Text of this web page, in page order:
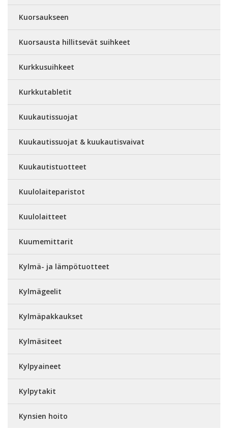
Kuorsaukseen
Kuorsausta hillitsevät suihkeet
Kurkkusuihkeet
Kurkkutabletit
Kuukautissuojat
Kuukautissuojat & kuukautisvaivat
Kuukautistuotteet
Kuulolaiteparistot
Kuulolaitteet
Kuumemittarit
Kylmä- ja lämpötuotteet
Kylmägeelit
Kylmäpakkaukset
Kylmäsiteet
Kylpyaineet
Kylpytakit
Kynsien hoito